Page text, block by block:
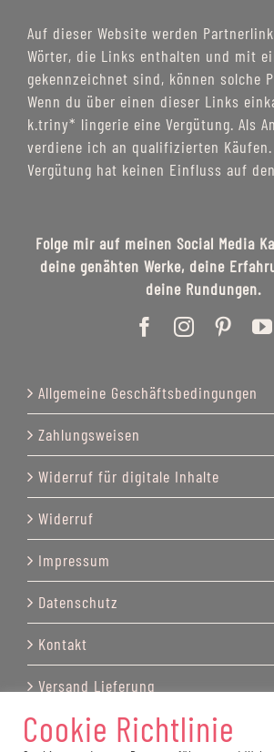
Auf dieser Website werden
Wörter, die Links enthalten und mit
gekennzeichnet sind, können solche
Wenn du über einen dieser Links
k.triny* lingerie eine Vergütung. Als
verdiene ich an qualifizierten Käufen.
Vergütung hat keinen Einfluss auf
Folge mir auf meinen Social Media
deine genähten Werke, deine
deine Rundungen.
Allgemeine Geschäftsbedingungen
Zahlungsweisen
Widerruf für digitale Inhalte
Widerruf
Impressum
Datenschutz
Kontakt
Versand Lieferung
Cookie Richtlinie